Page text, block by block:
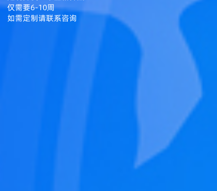
仅需要6-10周
如需定制请联系咨询